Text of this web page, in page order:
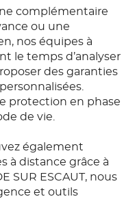
complémentaire
ou une
nos équipes à
le temps d’analyser
des garanties
protection en phase
de vie.
également
à distance grâce à
SUR ESCAUT, nous
et outils